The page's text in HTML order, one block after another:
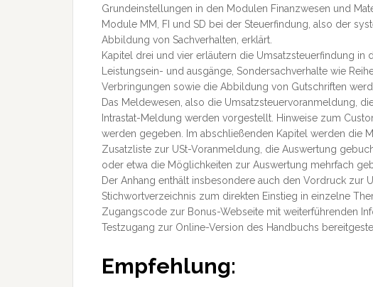
Grundeinstellungen in den Modulen Finanzwesen und
Module MM, FI und SD bei der Steuerfindung, also der
Abbildung von Sachverhalten, erklärt.
Kapitel drei und vier erläutern die Umsatzsteuerfindung in
Leistungsein- und ausgänge, Sondersachverhalte wie
Verbringungen sowie die Abbildung von Gutschriften
Das Meldewesen, also die Umsatzsteuervoranmeldung,
Intrastat-Meldung werden vorgestellt. Hinweise zum
werden gegeben. Im abschließenden Kapitel werden die
Zusatzliste zur USt-Voranmeldung, die Auswertung
oder etwa die Möglichkeiten zur Auswertung mehrfach
Der Anhang enthält insbesondere auch den Vordruck zur
Stichwortverzeichnis zum direkten Einstieg in einzelne
Zugangscode zur Bonus-Webseite mit weiterführenden
Testzugang zur Online-Version des Handbuchs
Empfehlung: